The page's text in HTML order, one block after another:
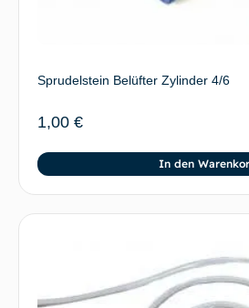
Sprudelstein Belüfter Zylinder 4/6
1,00 €
In den